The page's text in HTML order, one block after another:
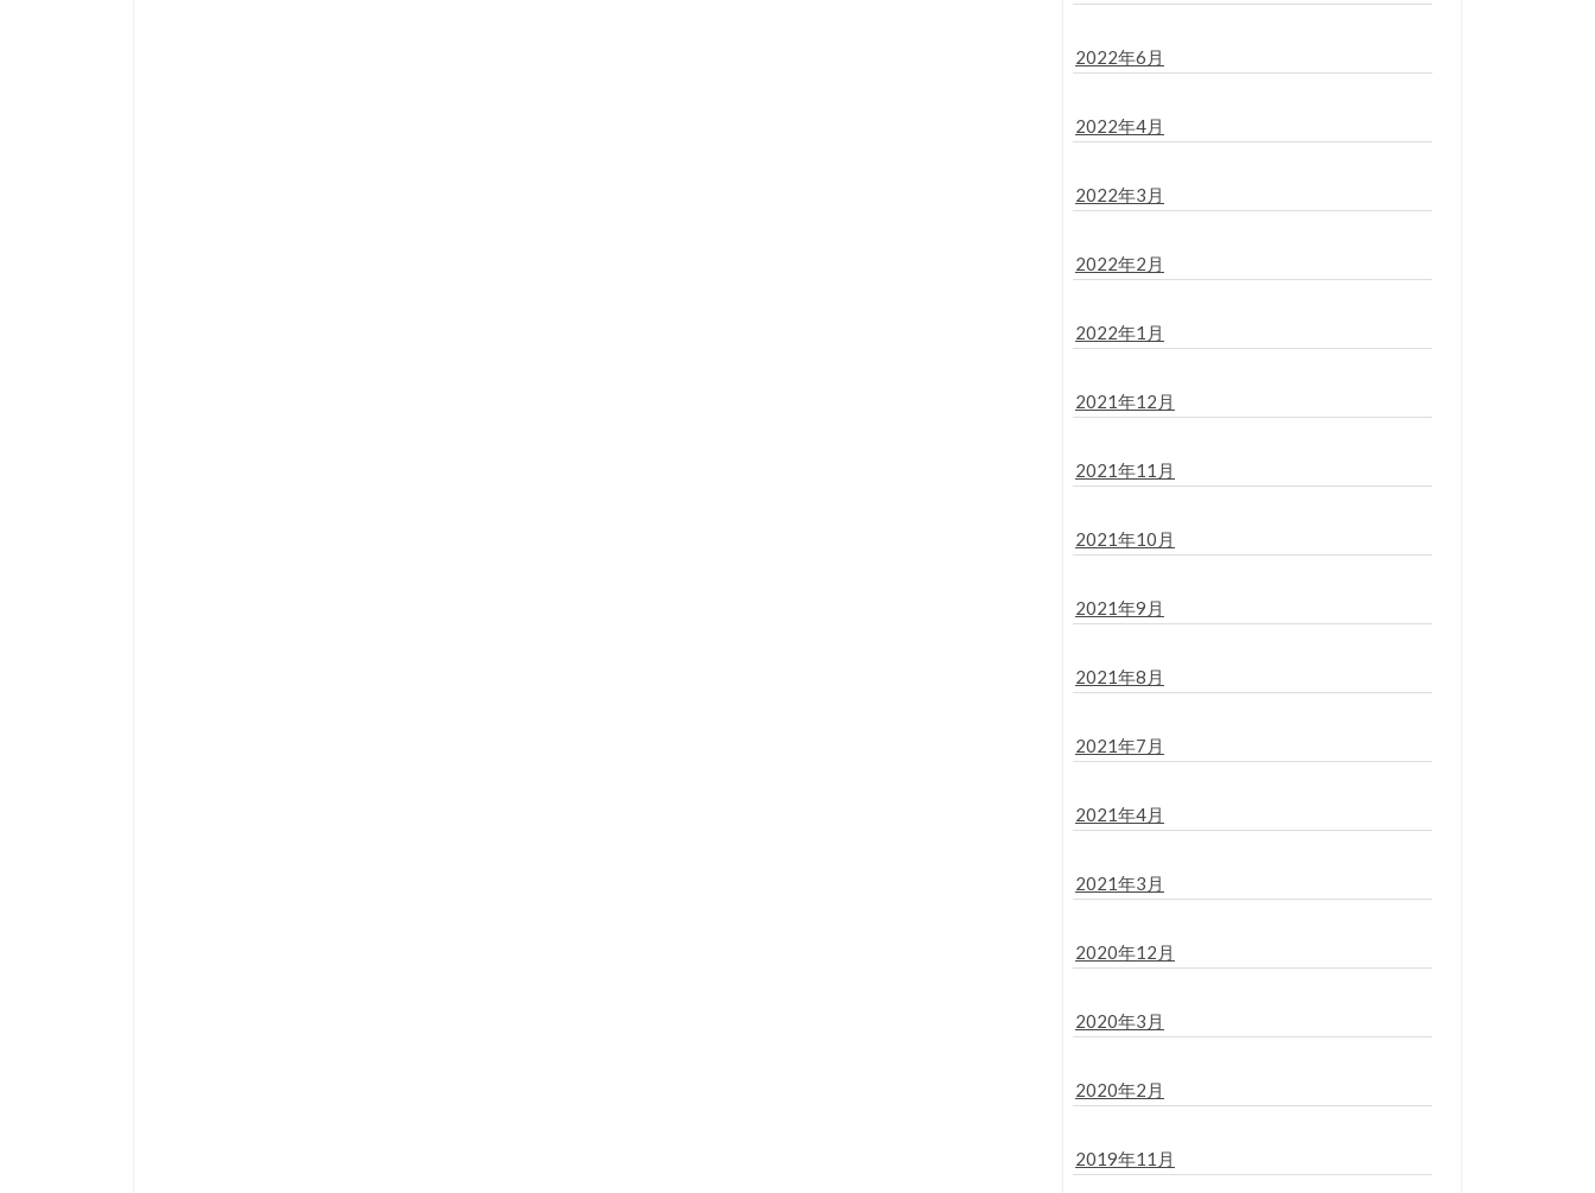
2022年6月
2022年4月
2022年3月
2022年2月
2022年1月
2021年12月
2021年11月
2021年10月
2021年9月
2021年8月
2021年7月
2021年4月
2021年3月
2020年12月
2020年3月
2020年2月
2019年11月